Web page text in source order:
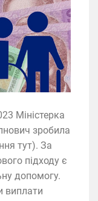
Міністерка
зробила
тут). За
підходу є
допомогу.
виплати